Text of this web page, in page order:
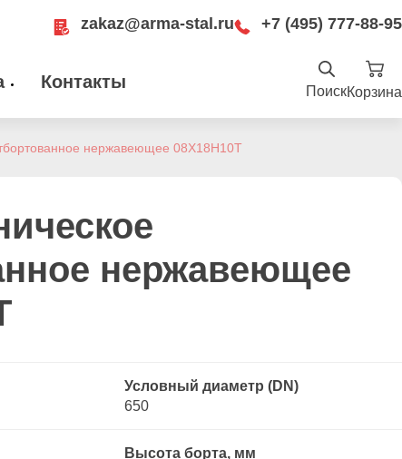
zakaz@arma-stal.ru +7 (495) 777-88-95
Контакты ПоискКорзина
нержавеющее 08Х18Н10Т
нержавеющее
Условный диаметр (DN)
650
Высота борта, мм